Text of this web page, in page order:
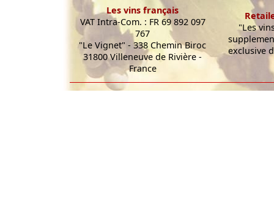
Les vins français
VAT Intra-Com. : FR 69 892 097
767
"Le Vignet" - 338 Chemin Biroc
31800 Villeneuve de Rivière -
France
"Les
exclusive